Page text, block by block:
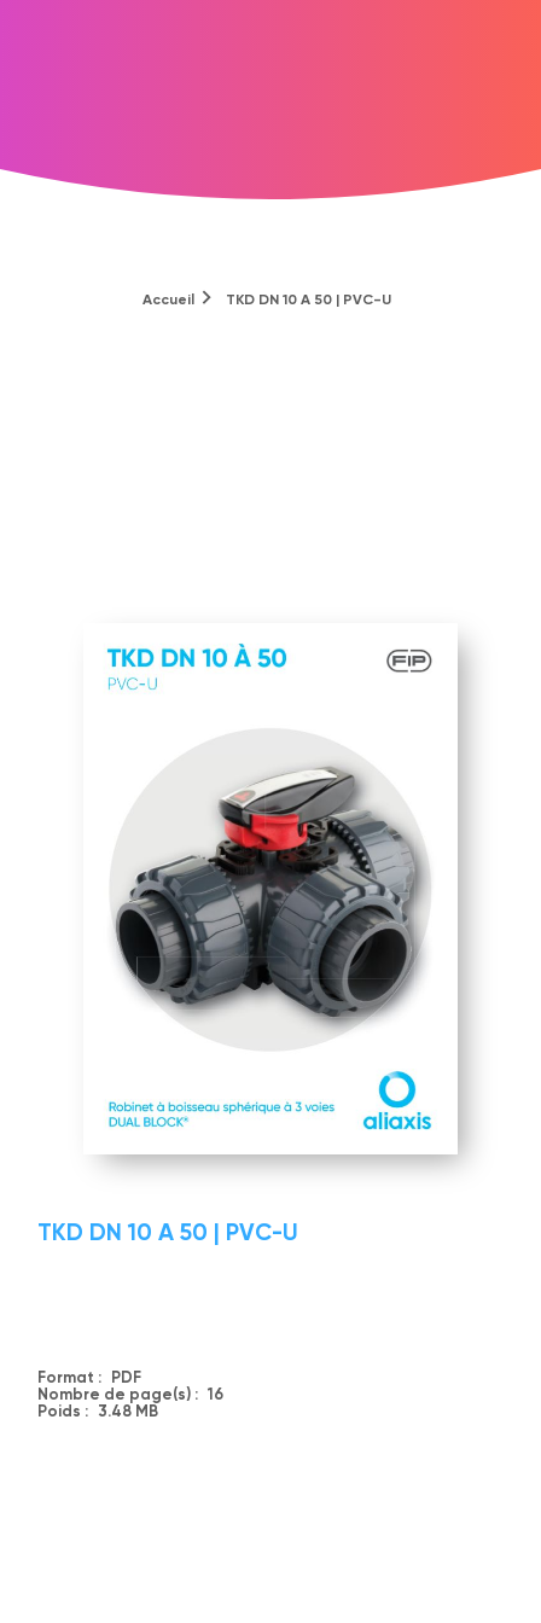
Accueil TKD DN 10 A 50 | PVC-U
TKD DN 10 A 50 | PVC-U
Format :
PDF
Nombre de page(s) : 16
Poids : 3.48 MB